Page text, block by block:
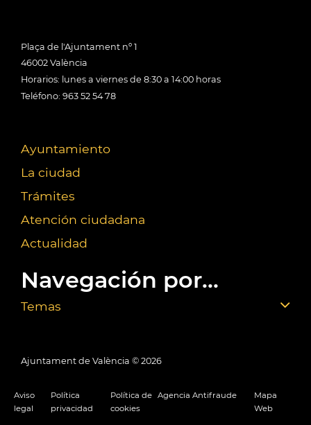
Plaça de l'Ajuntament nº 1
46002 València
Horarios: lunes a viernes de 8:30 a 14:00 horas
Teléfono: 963 52 54 78
Ayuntamiento
La ciudad
Trámites
Atención ciudadana
Actualidad
Navegación por...
Temas
Ajuntament de València © 2026
Aviso
legal
Política
privacidad
Política de
cookies
Agencia Antifraude
Mapa
Web